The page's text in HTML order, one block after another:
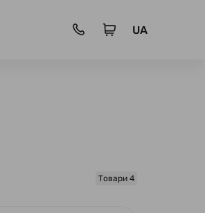
UA
Товари 4